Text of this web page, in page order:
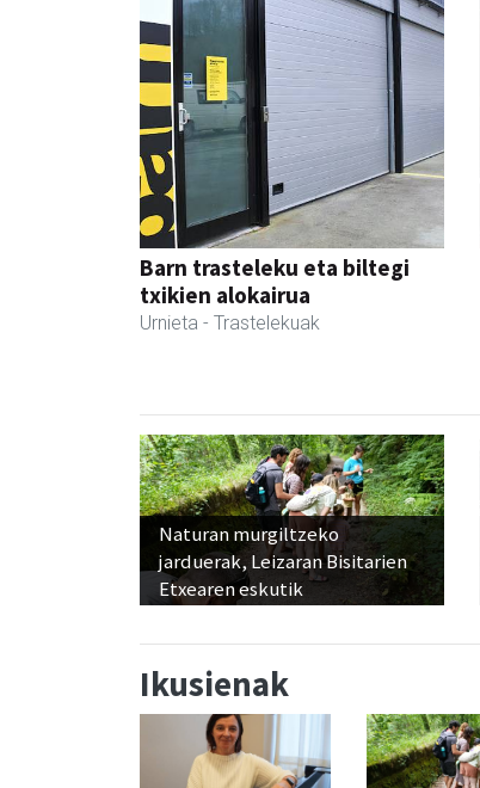
Barn trasteleku eta biltegi
txikien alokairua
Urnieta - Trastelekuak
Naturan murgiltzeko
jarduerak, Leizaran Bisitarien
Etxearen eskutik
Ikusienak